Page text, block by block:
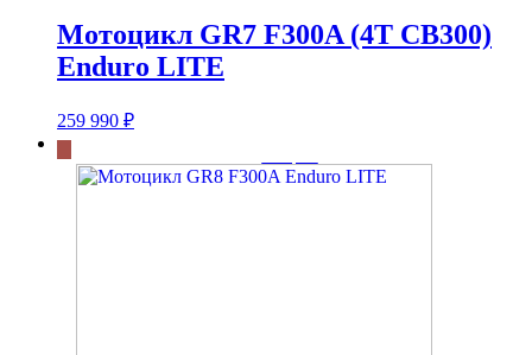
Мотоцикл GR7 F300A (4T CB300)
Enduro LITE
259 990 ₽